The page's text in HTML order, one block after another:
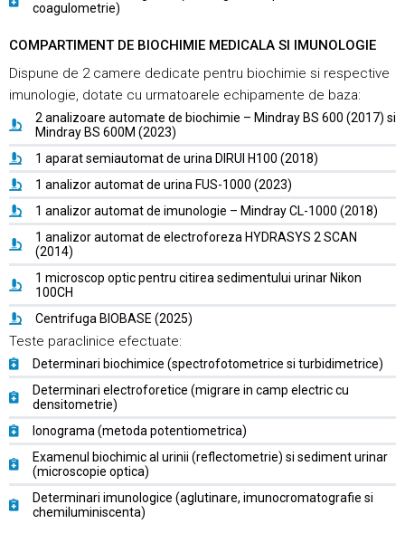
coagulometrie)
COMPARTIMENT DE BIOCHIMIE MEDICALA SI IMUNOLOGIE
Dispune de 2 camere dedicate pentru biochimie si respective
imunologie, dotate cu urmatoarele echipamente de baza:
2 analizoare automate de biochimie – Mindray BS 600 (2017) si
Mindray BS 600M (2023)
1 aparat semiautomat de urina DIRUI H100 (2018)
1 analizor automat de urina FUS-1000 (2023)
1 analizor automat de imunologie – Mindray CL-1000 (2018)
1 analizor automat de electroforeza HYDRASYS 2 SCAN
(2014)
1 microscop optic pentru citirea sedimentului urinar Nikon
100CH
Centrifuga BIOBASE (2025)
Teste paraclinice efectuate:
Determinari biochimice (spectrofotometrice si turbidimetrice)
Determinari electroforetice (migrare in camp electric cu
densitometrie)
Ionograma (metoda potentiometrica)
Examenul biochimic al urinii (reflectometrie) si sediment urinar
(microscopie optica)
Determinari imunologice (aglutinare, imunocromatografie si
chemiluminiscenta)